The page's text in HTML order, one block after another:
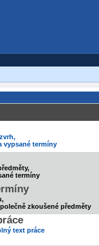
vypsané termíny
termíny
zkoušené předměty
text práce